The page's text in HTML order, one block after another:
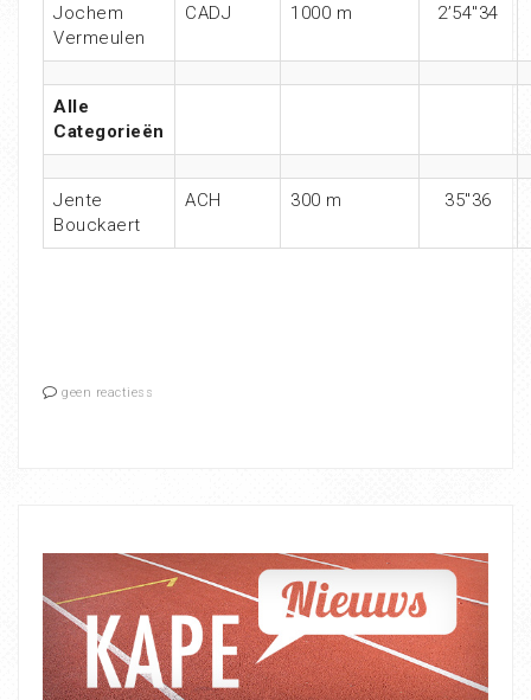
Jochem
Vermeulen
CADJ 1000 m 2’54″34
Alle
Categorieën
Jente
Bouckaert
ACH 300 m 35″36
geen reactiess